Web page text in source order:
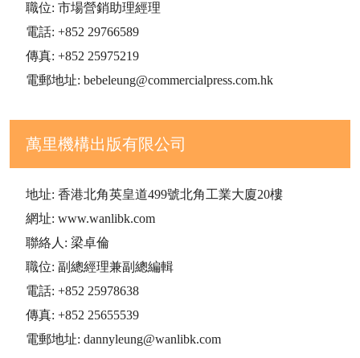
職位: 市場營銷助理經理
電話: +852 29766589
傳真: +852 25975219
電郵地址: bebeleung@commercialpress.com.hk
萬里機構出版有限公司
地址: 香港北角英皇道499號北角工業大廈20樓
網址: www.wanlibk.com
聯絡人: 梁卓倫
職位: 副總經理兼副總編輯
電話: +852 25978638
傳真: +852 25655539
電郵地址: dannyleung@wanlibk.com